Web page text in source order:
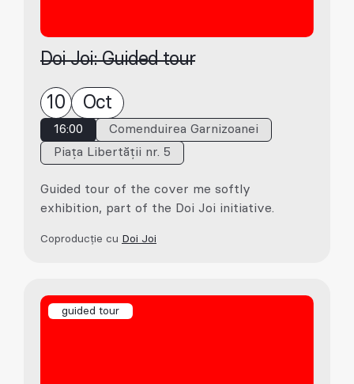
Doi Joi: Guided tour
10 Oct
16:00
Comenduirea Garnizoanei
Piața Libertății nr. 5
Guided tour of the cover me softly
exhibition, part of the Doi Joi initiative.
Coproducție cu Doi Joi
guided tour